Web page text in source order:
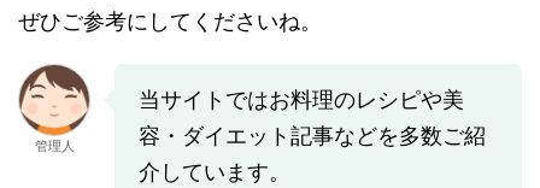
ぜひご参考にしてくださいね。
管理人
当サイトではお料理のレシピや美
容・ダイエット記事などを多数ご紹
介しています。